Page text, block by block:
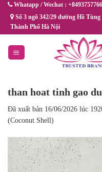
ChuyểnWhatapp / Wechat :
Số 3 ngõ 342/29 đường Hồ
Thành Phố Hà Nội
than hoat tinh gao
Đã xuất bản 16/06/2026 lúc
(Coconut Shell)